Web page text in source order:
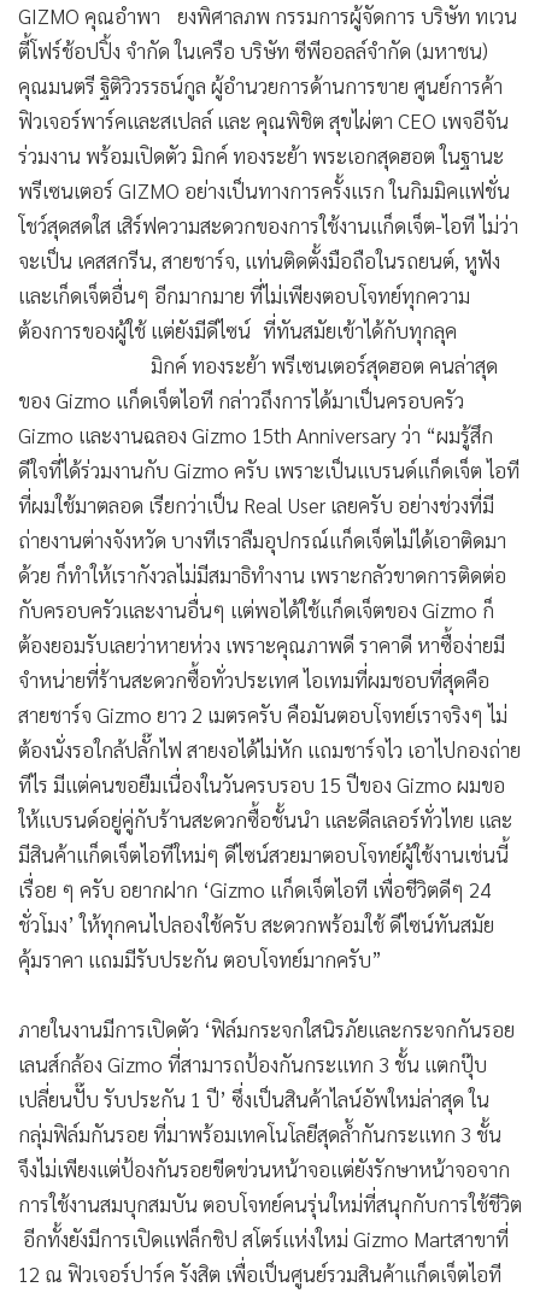
GIZMO คุณอําพา ยงพิศาลภพ กรรมการผู้จัดการ บริษัท ทเวน
ตี้โฟร์ช้อปปิ้ง จํากัด ในเครือ บริษัท ซีพีออลล์จํากัด (มหาชน)
คุณมนตรี ฐิติวิวรรธน์กูล ผู้อำนวยการด้านการขาย ศูนย์การค้า
ฟิวเจอร์พาร์คและสเปลล์ และ คุณพิชิต สุขไผ่ตา CEO เพจอีจัน
ร่วมงาน พร้อมเปิดตัว มิกค์ ทองระย้า พระเอกสุดฮอต ในฐานะ
พรีเซนเตอร์ GIZMO อย่างเป็นทางการครั้งแรก ในกิมมิคแฟชั่น
โชว์สุดสดใส เสิร์ฟความสะดวกของการใช้งานแก็ดเจ็ต-ไอที ไม่ว่า
จะเป็น เคสสกรีน, สายชาร์จ, แท่นติดตั้งมือถือในรถยนต์, หูฟัง
และเก็ดเจ็ตอื่นๆ อีกมากมาย ที่ไม่เพียงตอบโจทย์ทุกความ
ต้องการของผู้ใช้ แต่ยังมีดีไซน์ ที่ทันสมัยเข้าได้กับทุกลุค
มิกค์ ทองระย้า พรีเซนเตอร์สุดฮอต คนล่าสุด
ของ Gizmo แก็ดเจ็ตไอที กล่าวถึงการได้มาเป็นครอบครัว
Gizmo และงานฉลอง Gizmo 15th Anniversary ว่า “ผมรู้สึก
ดีใจที่ได้ร่วมงานกับ Gizmo ครับ เพราะเป็นแบรนด์แก็ดเจ็ต ไอที
ที่ผมใช้มาตลอด เรียกว่าเป็น Real User เลยครับ อย่างช่วงที่มี
ถ่ายงานต่างจังหวัด บางทีเราลืมอุปกรณ์แก็ดเจ็ตไม่ได้เอาติดมา
ด้วย ก็ทำให้เรากังวลไม่มีสมาธิทำงาน เพราะกลัวขาดการติดต่อ
กับครอบครัวและงานอื่นๆ แต่พอได้ใช้แก็ดเจ็ตของ Gizmo ก็
ต้องยอมรับเลยว่าหายห่วง เพราะคุณภาพดี ราคาดี หาซื้อง่ายมี
จำหน่ายที่ร้านสะดวกซื้อทั่วประเทศ ไอเทมที่ผมชอบที่สุดคือ
สายชาร์จ Gizmo ยาว 2 เมตรครับ คือมันตอบโจทย์เราจริงๆ ไม่
ต้องนั่งรอใกล้ปลั๊กไฟ สายงอได้ไม่หัก แถมชาร์จไว เอาไปกองถ่าย
ทีไร มีแต่คนขอยืมเนื่องในวันครบรอบ 15 ปีของ Gizmo ผมขอ
ให้แบรนด์อยู่คู่กับร้านสะดวกซื้อชั้นนำ และดีลเลอร์ทั่วไทย และ
มีสินค้าแก็ดเจ็ตไอทีใหม่ๆ ดีไซน์สวยมาตอบโจทย์ผู้ใช้งานเช่นนี้
เรื่อย ๆ ครับ อยากฝาก ‘Gizmo แก็ดเจ็ตไอที เพื่อชีวิตดีๆ 24
ชั่วโมง’ ให้ทุกคนไปลองใช้ครับ สะดวกพร้อมใช้ ดีไซน์ทันสมัย
คุ้มราคา แถมมีรับประกัน ตอบโจทย์มากครับ”
ภายในงานมีการเปิดตัว ‘ฟิล์มกระจกใสนิรภัยและกระจกกันรอย
เลนส์กล้อง Gizmo ที่สามารถป้องกันกระแทก 3 ชั้น แตกปุ๊บ
เปลี่ยนปั๊บ รับประกัน 1 ปี’ ซึ่งเป็นสินค้าไลน์อัพใหม่ล่าสุด ใน
กลุ่มฟิล์มกันรอย ที่มาพร้อมเทคโนโลยีสุดล้ำกันกระแทก 3 ชั้น
จึงไม่เพียงแต่ป้องกันรอยขีดข่วนหน้าจอแต่ยังรักษาหน้าจอจาก
การใช้งานสมบุกสมบัน ตอบโจทย์คนรุ่นใหม่ที่สนุกกับการใช้ชีวิต
อีกทั้งยังมีการเปิดแฟล็กชิป สโตร์แห่งใหม่ Gizmo Martสาขาที่
12 ณ ฟิวเจอร์ปาร์ค รังสิต เพื่อเป็นศูนย์รวมสินค้าแก็ดเจ็ตไอที